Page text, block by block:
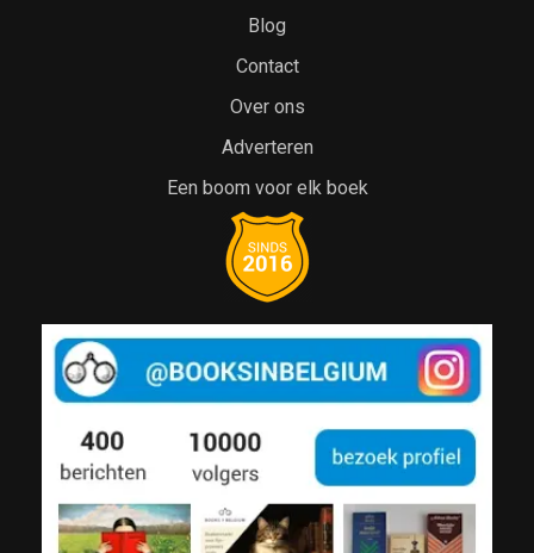
Blog
Contact
Over ons
Adverteren
Een boom voor elk boek